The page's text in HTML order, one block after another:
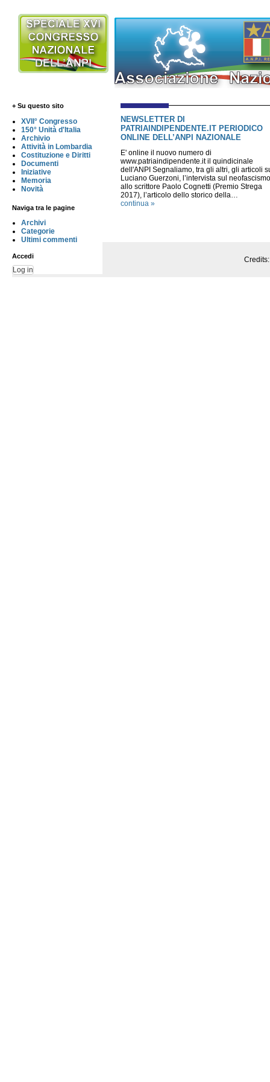
+ Su questo sito
XVII° Congresso
150° Unità d'Italia
Archivio
Attività in Lombardia
Costituzione e Diritti
Documenti
Iniziative
Memoria
Novità
Naviga tra le pagine
Archivi
Categorie
Ultimi commenti
Accedi
Log in
NEWSLETTER DI
PATRIAINDIPENDENTE.IT PERIODICO
ONLINE DELL’ANPI NAZIONALE
E' online il nuovo numero di
www.patriaindipendente.it il quindicinale
dell'ANPI Segnaliamo, tra gli altri, gli articoli
Luciano Guerzoni, l’intervista sul neofascismo
allo scrittore Paolo Cognetti (Premio Strega
2017), l’articolo dello storico della…
continua »